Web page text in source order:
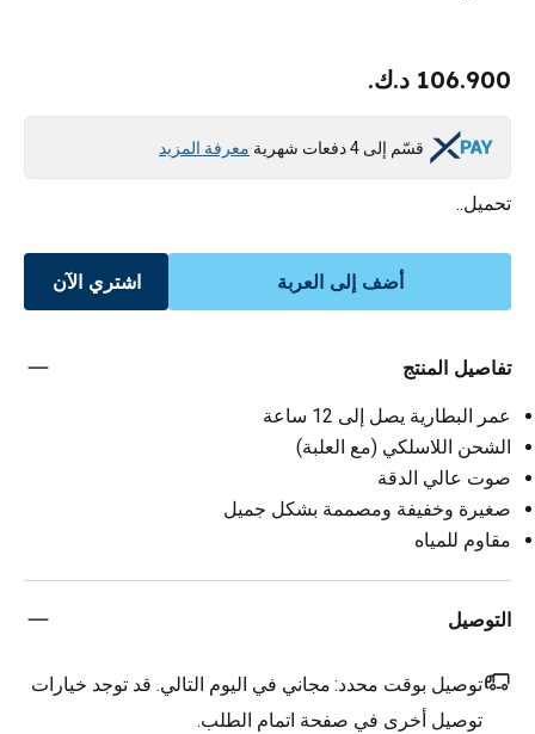
106.900 د.ك.
قسّم إلى 4 دفعات شهرية معرفة المزيد
تحميل..
أضف إلى العربة اشتري الآن
تفاصيل المنتج
عمر البطارية يصل إلى 12 ساعة
الشحن اللاسلكي (مع العلبة)
صوت عالي الدقة
صغيرة وخفيفة ومصممة بشكل جميل
مقاوم للمياه
التوصيل
توصيل بوقت محدد: مجاني في اليوم التالي. قد توجد خيارات
توصيل أخرى في صفحة اتمام الطلب.